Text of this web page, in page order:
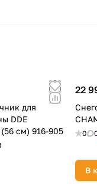
для
DDE
см) 916-905
22
0
В